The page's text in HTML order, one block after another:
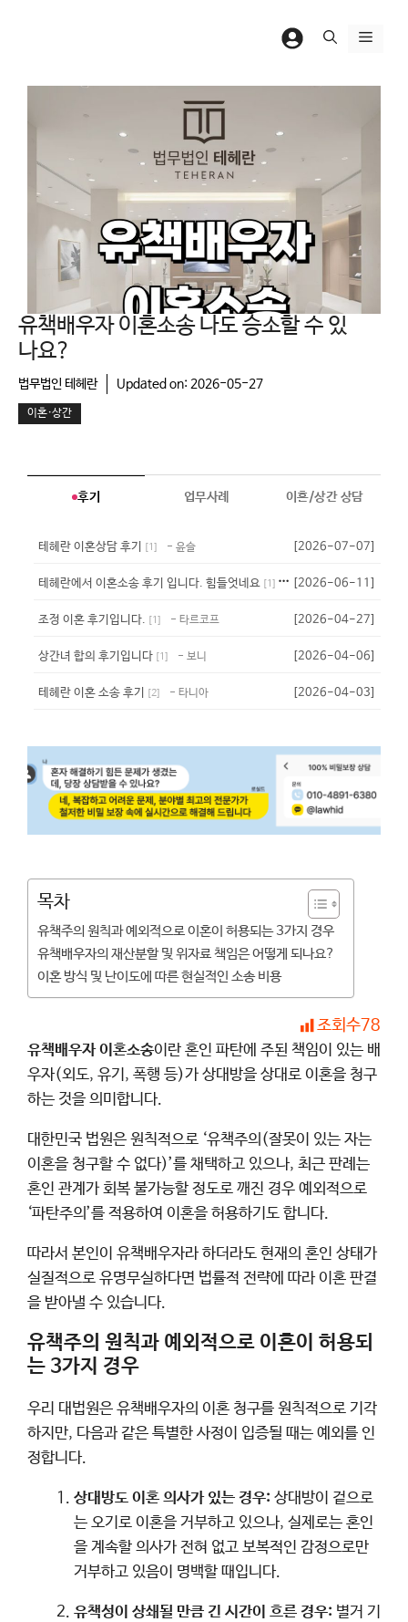
메
유책배우자 이혼소송 나도 승소할 수 있
나요?
법무법인 테헤란 Updated on: 2026-05-27
이혼·상간
후기 업무사례 이혼/상간 상담
테헤란 이혼상담 후기 [1 ] - 윤슬 [2026-07-07]
테헤란에서 이혼소송 후기 입니다. 힘들엇네요 [1 ] - 퍼플
[2026-06-11]
조정 이혼 후기입니다. [1 ] - 타르코프 [2026-04-27]
상간녀 합의 후기입니다 [1 ] - 보니 [2026-04-06]
테헤란 이혼 소송 후기 [2] - 타니아 [2026-04-03]
목차
유책주의 원칙과 예외적으로 이혼이 허용되는 3가지 경우
유책배우자의 재산분할 및 위자료 책임은 어떻게 되나요?
이혼 방식 및 난이도에 따른 현실적인 소송 비용
조회수78
유책배우자 이혼소송이란 혼인 파탄에 주된 책임이 있는 배
우자(외도, 유기, 폭행 등)가 상대방을 상대로 이혼을 청구
하는 것을 의미합니다.
대한민국 법원은 원칙적으로 ‘유책주의(잘못이 있는 자는
이혼을 청구할 수 없다)’를 채택하고 있으나, 최근 판례는
혼인 관계가 회복 불가능할 정도로 깨진 경우 예외적으로
‘파탄주의’를 적용하여 이혼을 허용하기도 합니다.
따라서 본인이 유책배우자라 하더라도 현재의 혼인 상태가
실질적으로 유명무실하다면 법률적 전략에 따라 이혼 판결
을 받아낼 수 있습니다.
유책주의 원칙과 예외적으로 이혼이 허용되
는 3가지 경우
우리 대법원은 유책배우자의 이혼 청구를 원칙적으로 기각
하지만, 다음과 같은 특별한 사정이 입증될 때는 예외를 인
정합니다.
상대방도 이혼 의사가 있는 경우: 상대방이 겉으로
는 오기로 이혼을 거부하고 있으나, 실제로는 혼인
을 계속할 의사가 전혀 없고 보복적인 감정으로만
거부하고 있음이 명백할 때입니다.
유책성이 상쇄될 만큼 긴 시간이 흐른 경우: 별거 기